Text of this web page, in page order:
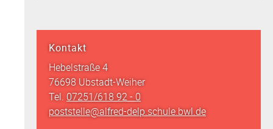
Kontakt
Hebelstraße 4
76698 Ubstadt-Weiher
Tel. 07251/618 92 - 0
poststelle@alfred-delp.schule.bwl.de